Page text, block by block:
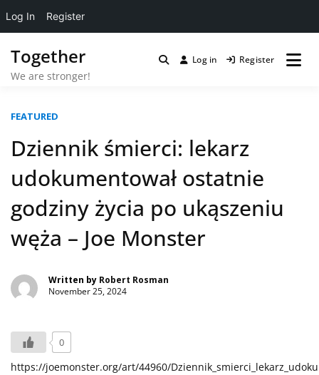
content
Together
We are stronger!
Log in Register
FEATURED
Dziennik śmierci: lekarz
udokumentował ostatnie
godziny życia po ukąszeniu
węża – Joe Monster
Written by Robert Rosman
November 25, 2024
0
https://joemonster.org/art/44960/
Log In Register